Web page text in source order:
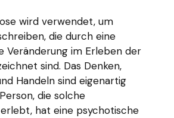
wird verwendet, um
die durch eine
Veränderung im Erleben der
sind. Das Denken,
Handeln sind eigenartig
die solche
hat eine psychotische